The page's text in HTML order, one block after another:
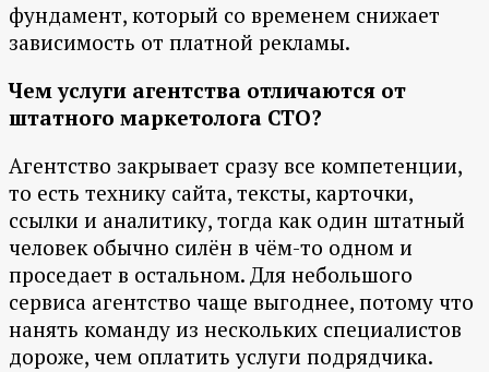
фундамент, который со временем снижает
зависимость от платной рекламы.
Чем услуги агентства отличаются от
штатного маркетолога СТО?
Агентство закрывает сразу все компетенции,
то есть технику сайта, тексты, карточки,
ссылки и аналитику, тогда как один штатный
человек обычно силён в чём-то одном и
проседает в остальном. Для небольшого
сервиса агентство чаще выгоднее, потому что
нанять команду из нескольких специалистов
дороже, чем оплатить услуги подрядчика.